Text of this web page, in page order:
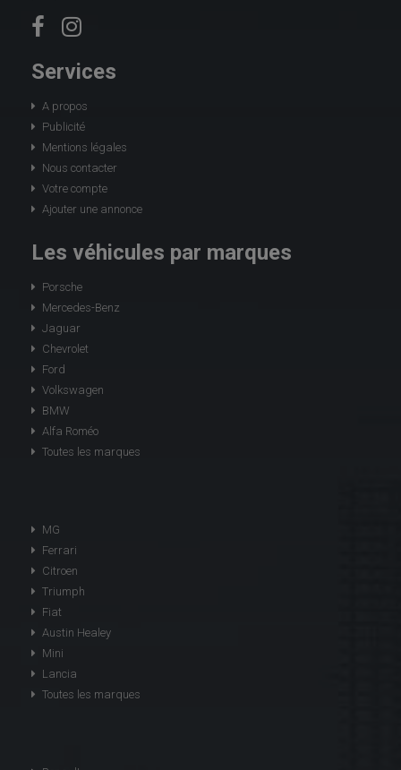
Services
A propos
Publicité
Mentions légales
Nous contacter
Votre compte
Ajouter une annonce
Les véhicules par marques
Porsche
Mercedes-Benz
Jaguar
Chevrolet
Ford
Volkswagen
BMW
Alfa Roméo
Toutes les marques
MG
Ferrari
Citroen
Triumph
Fiat
Austin Healey
Mini
Lancia
Toutes les marques